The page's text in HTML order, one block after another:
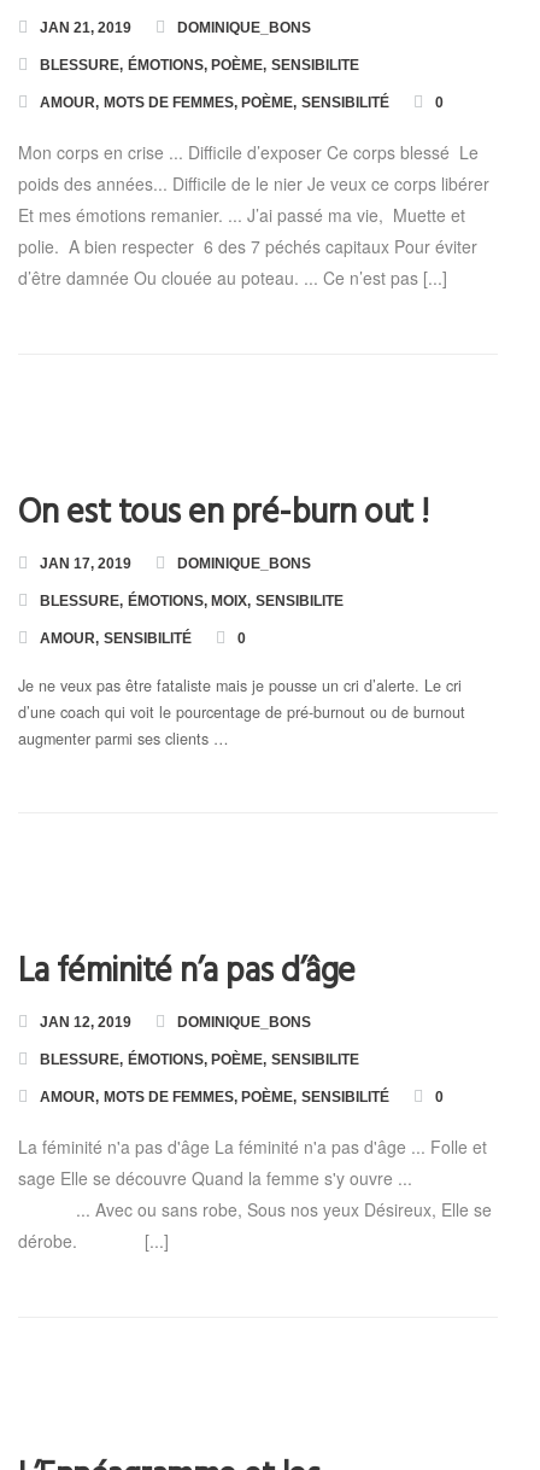
JAN 21, 2019 DOMINIQUE_BONS
BLESSURE, ÉMOTIONS, POÈME, SENSIBILITE
AMOUR, MOTS DE FEMMES, POÈME, SENSIBILITÉ 0
Mon corps en crise ... Difficile d’exposer Ce corps blessé Le
poids des années... Difficile de le nier Je veux ce corps libérer
Et mes émotions remanier. ... J’ai passé ma vie, Muette et
polie. A bien respecter 6 des 7 péchés capitaux Pour éviter
d’être damnée Ou clouée au poteau. ... Ce n’est pas [...]
On est tous en pré-burn out !
JAN 17, 2019 DOMINIQUE_BONS
BLESSURE, ÉMOTIONS, MOIX, SENSIBILITE
AMOUR, SENSIBILITÉ 0
Je ne veux pas être fataliste mais je pousse un cri d’alerte. Le cri
d’une coach qui voit le pourcentage de pré-burnout ou de burnout
augmenter parmi ses clients …
La féminité n’a pas d’âge
JAN 12, 2019 DOMINIQUE_BONS
BLESSURE, ÉMOTIONS, POÈME, SENSIBILITE
AMOUR, MOTS DE FEMMES, POÈME, SENSIBILITÉ 0
La féminité n'a pas d'âge La féminité n'a pas d'âge ... Folle et
sage Elle se découvre Quand la femme s'y ouvre ...
... Avec ou sans robe, Sous nos yeux Désireux, Elle se
dérobe. [...]